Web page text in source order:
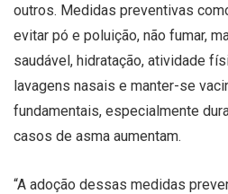
outros. Medidas preventivas
evitar pó e poluição, não fumar,
saudável, hidratação, atividade
lavagens nasais e manter-se
fundamentais, especialmente
casos de asma aumentam.
“A adoção dessas medidas